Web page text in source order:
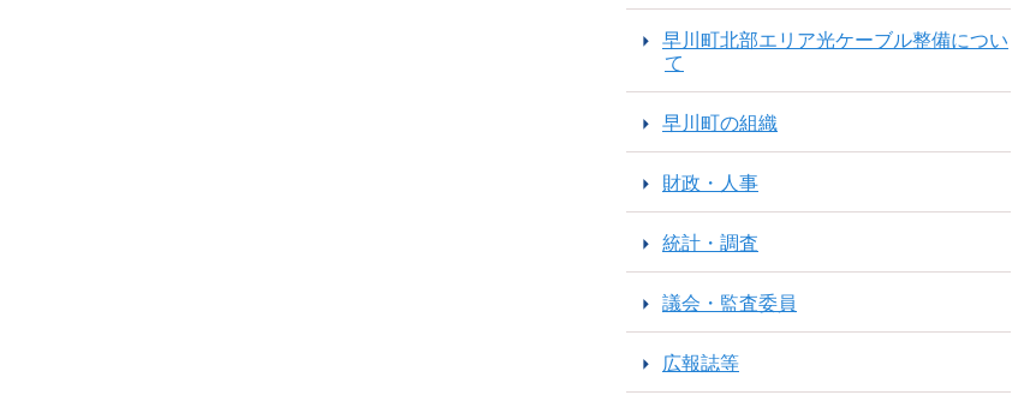
早川町北部エリア光ケーブル整備につい
て
早川町の組織
財政・人事
統計・調査
議会・監査委員
広報誌等